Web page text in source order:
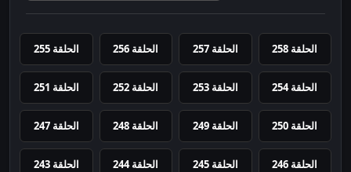
الحلقة 258 الحلقة 257 الحلقة 256 الحلقة 255
الحلقة 254 الحلقة 253 الحلقة 252 الحلقة 251
الحلقة 250 الحلقة 249 الحلقة 248 الحلقة 247
الحلقة 246 الحلقة 245 الحلقة 244 الحلقة 243